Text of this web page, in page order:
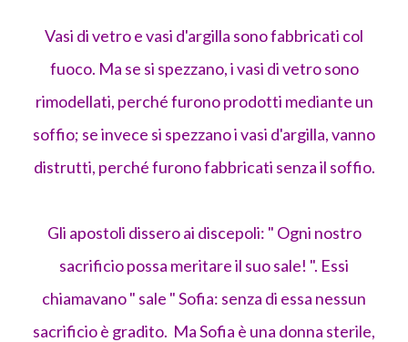
Vasi di vetro e vasi d'argilla sono fabbricati col
fuoco. Ma se si spezzano, i vasi di vetro sono
rimodellati, perché furono prodotti mediante un
soffio; se invece si spezzano i vasi d'argilla, vanno
distrutti, perché furono fabbricati senza il soffio.
Gli apostoli dissero ai discepoli: " Ogni nostro
sacrificio possa meritare il suo sale! ". Essi
chiamavano " sale " Sofia: senza di essa nessun
sacrificio è gradito. Ma Sofia è una donna sterile,